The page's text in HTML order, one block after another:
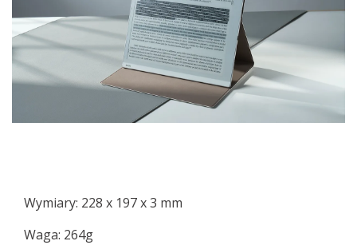
Wymiary: 228 x 197 x 3 mm
Waga: 264g